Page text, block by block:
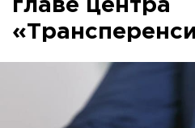
главе центра